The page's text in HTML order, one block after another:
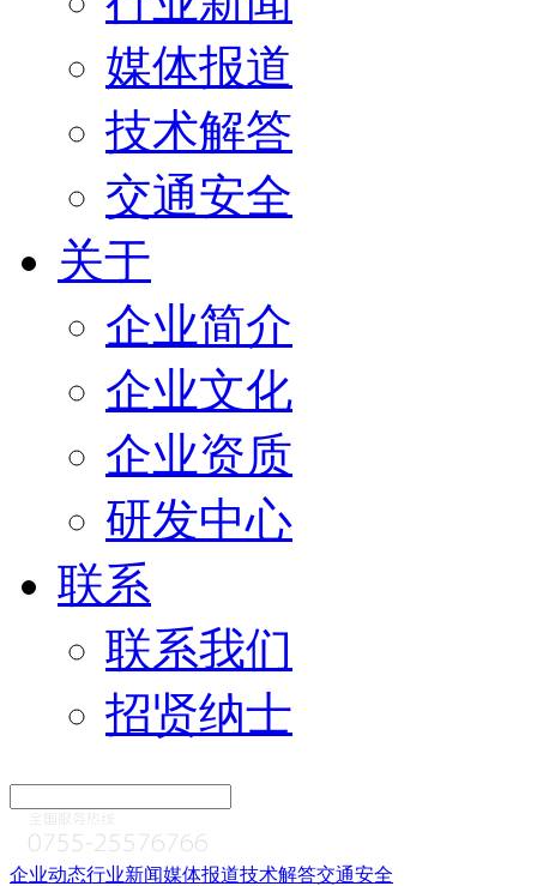
媒体报道
技术解答
交通安全
关于
企业简介
企业文化
企业资质
研发中心
联系
联系我们
招贤纳士
企业动态行业新闻媒体报道技术解答交通安全